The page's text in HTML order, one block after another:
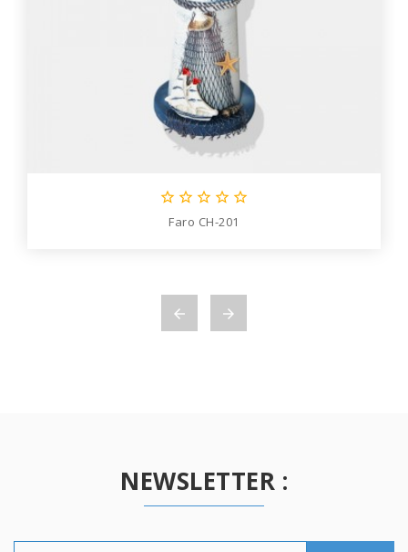
    
Faro CH-201
 
NEWSLETTER :